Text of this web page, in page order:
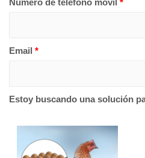
Número de teléfono móvil *
Email *
Estoy buscando una solución